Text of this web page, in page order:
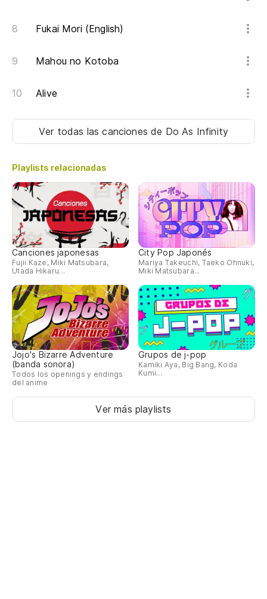
Fukai Mori (English)
Mahou no Kotoba
Alive
Ver todas las cancionesde Do As Infinity
Playlists relacionadas
Canciones japonesas
Fujii Kaze, Miki Matsubara,
Utada Hikaru...
City Pop Japonés
Mariya Takeuchi, Taeko Ohnuki,
Miki Matsubara...
Jojo's Bizarre Adventure
(banda sonora)
Todos los openings y endings
del anime
Grupos de j-pop
Kamiki Aya, Big Bang, Koda
Kumi...
Ver más playlists